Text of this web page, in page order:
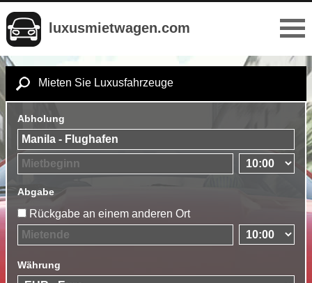
luxusmietwagen.com
Mieten Sie Luxusfahrzeuge
Abholung
Abgabe
Rückgabe an einem anderen Ort
Währung